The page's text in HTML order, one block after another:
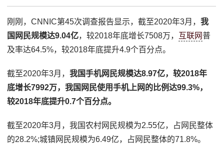
刚刚，CNNIC第45次调查报告显示，截至2020年3月，我
国网民规模达9.04亿，较2018年底增长7508万， 互联网普
及率达64.5%，较2018年底提升4.9个百分点。
截至2020年3月，我国手机网民规模达8.97亿，较2018年
底增长7992万，我国网民使用手机上网的比例达99.3%，
较2018年底提升0.7个百分点。
截至2020年3月，我国农村网民规模为2.55亿，占网民整体
的28.2%;城镇网民规模为6.49亿，占网民整体的71.8%。